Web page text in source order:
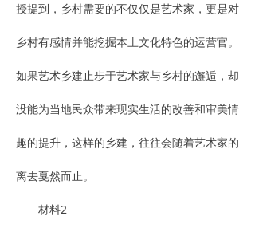
授提到，乡村需要的不仅仅是艺术家，更是对
乡村有感情并能挖掘本土文化特色的运营官。
如果艺术乡建止步于艺术家与乡村的邂逅，却
没能为当地民众带来现实生活的改善和审美情
趣的提升，这样的乡建，往往会随着艺术家的
离去戛然而止。
材料2